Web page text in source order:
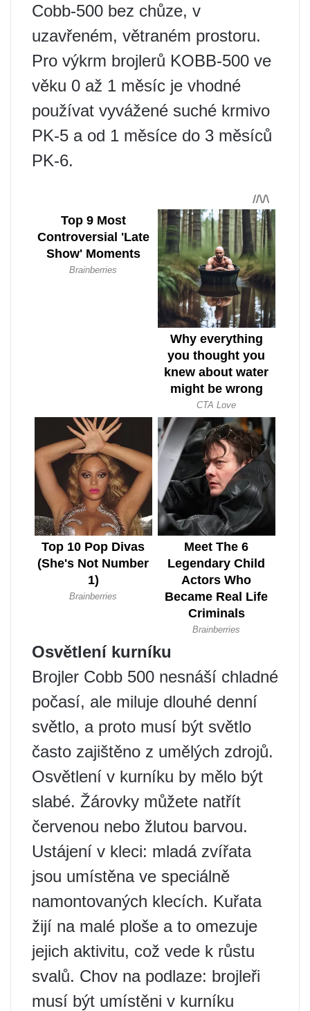
Cobb-500 bez chůze, v
uzavřeném, větraném prostoru.
Pro výkrm brojlerů KOBB-500 ve
věku 0 až 1 měsíc je vhodné
používat vyvážené suché krmivo
PK-5 a od 1 měsíce do 3 měsíců
PK-6.
Osvětlení kurníku
Brojler Cobb 500 nesnáší chladné
počasí, ale miluje dlouhé denní
světlo, a proto musí být světlo
často zajištěno z umělých zdrojů.
Osvětlení v kurníku by mělo být
slabé. Žárovky můžete natřít
červenou nebo žlutou barvou.
Ustájení v kleci: mladá zvířata
jsou umístěna ve speciálně
namontovaných klecích. Kuřata
žijí na malé ploše a to omezuje
jejich aktivitu, což vede k růstu
svalů. Chov na podlaze: brojleři
musí být umístěni v kurníku